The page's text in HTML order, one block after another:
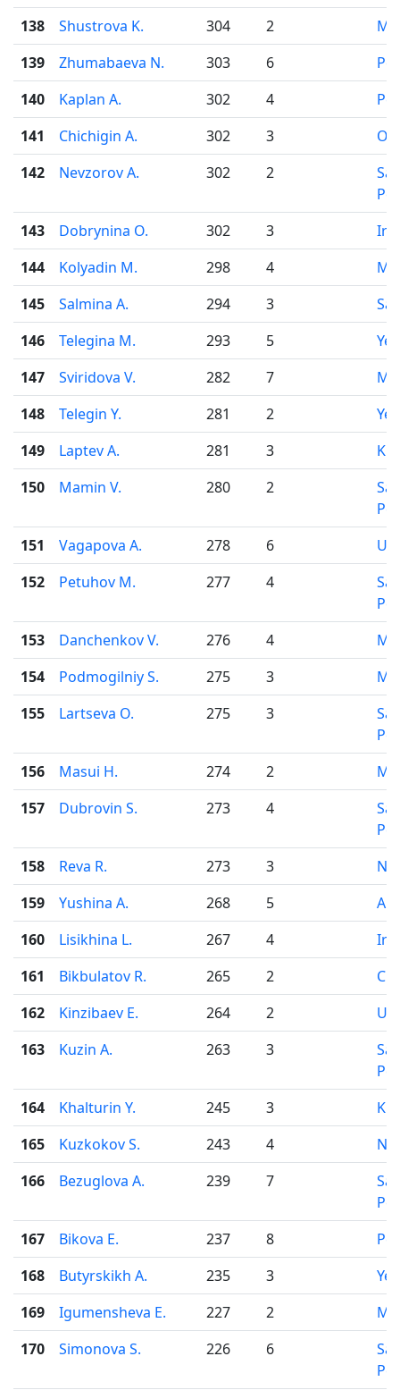
138
Shustrova K. 304 2
139
Zhumabaeva N. 303 6
140
Kaplan A. 302 4
141
Chichigin A. 302 3
142
Nevzorov A. 302 2
143
Dobrynina O. 302 3
144
Kolyadin M. 298 4
145
Salmina A. 294 3
146
Telegina M. 293 5
147
Sviridova V. 282 7
148
Telegin Y. 281 2
149
Laptev A. 281 3
150
Mamin V. 280 2
151
Vagapova A. 278 6
Ufa
152
Petuhov M. 277 4
153
Danchenkov V. 276 4
154
Podmogilniy S. 275 3
155
Lartseva O. 275 3
156
Masui H. 274 2
157
Dubrovin S. 273 4
158
Reva R. 273 3
159
Yushina A. 268 5
160
Lisikhina L. 267 4
161
Bikbulatov R. 265 2
162
Kinzibaev E. 264 2
Ufa
163
Kuzin A. 263 3
164
Khalturin Y. 245 3
165
Kuzkokov S. 243 4
166
Bezuglova A. 239 7
167
Bikova E. 237 8
168
Butyrskikh A. 235 3
169
Igumensheva E. 227 2
170
Simonova S. 226 6